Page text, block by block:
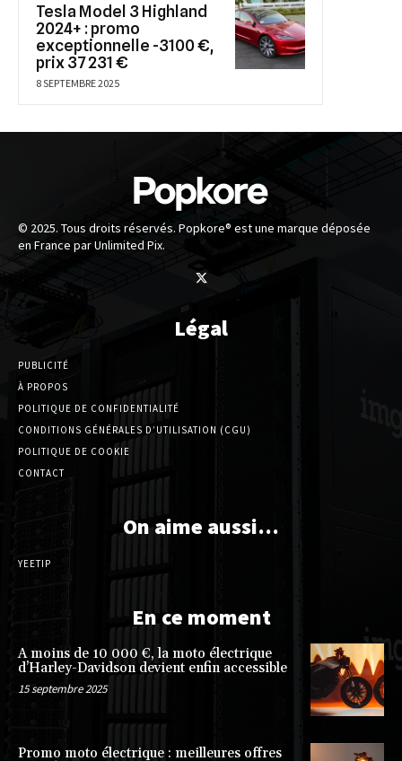
Tesla Model 3 Highland
2024+ : promo
exceptionnelle -3100 €,
prix 37 231 €
8 SEPTEMBRE 2025
© 2025. Tous droits réservés. Popkore® est une marque déposée
en France par Unlimited Pix.
Légal
PUBLICITÉ
À PROPOS
POLITIQUE DE CONFIDENTIALITÉ
CONDITIONS GÉNÉRALES D’UTILISATION (CGU)
POLITIQUE DE COOKIE
CONTACT
On aime aussi…
YEETIP
En ce moment
A moins de 10 000 €, la moto électrique
d’Harley-Davidson devient enfin accessible
15 septembre 2025
Promo moto électrique : meilleures offres